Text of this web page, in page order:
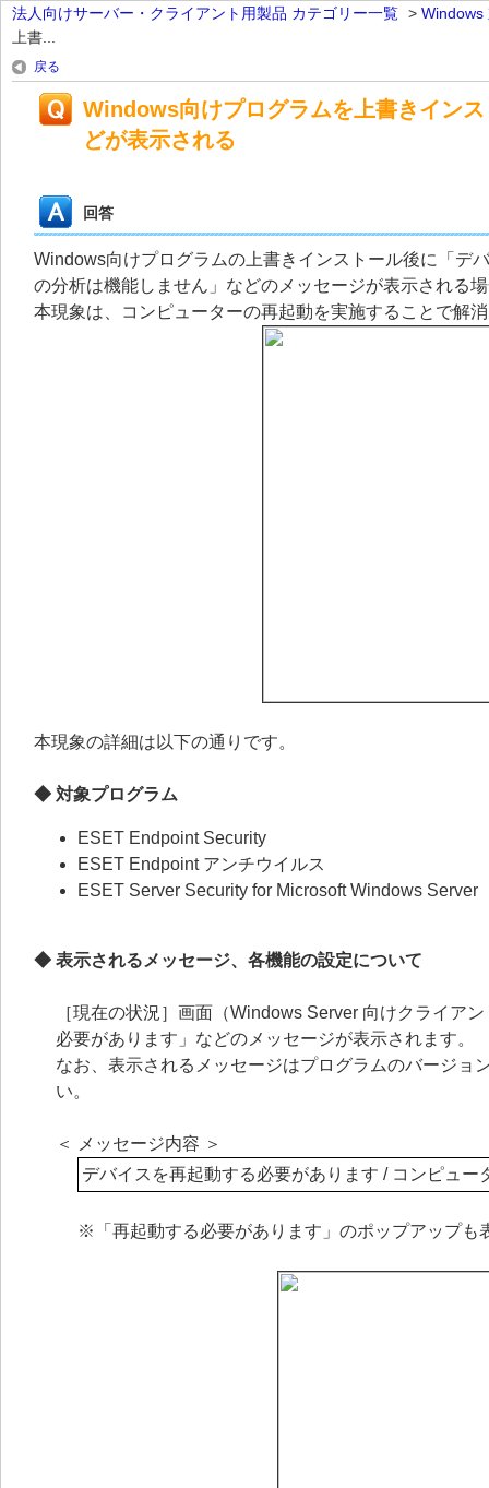
法人向けサーバー・クライアント用製品 カテゴリー一覧 > Windows
上書...
戻る
Windows向けプログラムを上書きイン
どが表示される
回答
Windows向けプログラムの上書きインストール後に「デ
の分析は機能しません」などのメッセージが表示される
本現象は、コンピューターの再起動を実施することで解
本現象の詳細は以下の通りです。
◆ 対象プログラム
ESET Endpoint Security
ESET Endpoint アンチウイルス
ESET Server Security for Microsoft Windows Server
◆ 表示されるメッセージ、各機能の設定について
［現在の状況］画面（Windows Server 向けクライア
必要があります」などのメッセージが表示されます。
なお、表示されるメッセージはプログラムのバージョ
い。
＜ メッセージ内容 ＞
デバイスを再起動する必要があります / コンピュ
※「再起動する必要があります」のポップアップも